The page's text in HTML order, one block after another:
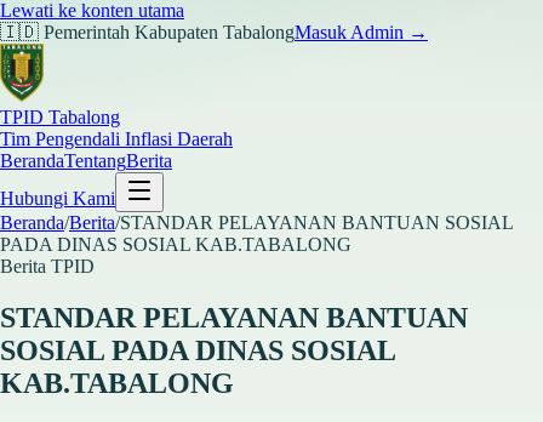
Lewati ke konten utama
🇮🇩 Pemerintah Kabupaten TabalongMasuk Admin →
TPID Tabalong
Tim Pengendali Inflasi Daerah
BerandaTentangBerita
Hubungi Kami
Beranda/Berita/STANDAR PELAYANAN BANTUAN SOSIAL
PADA DINAS SOSIAL KAB.TABALONG
Berita TPID
STANDAR PELAYANAN BANTUAN
SOSIAL PADA DINAS SOSIAL
KAB.TABALONG